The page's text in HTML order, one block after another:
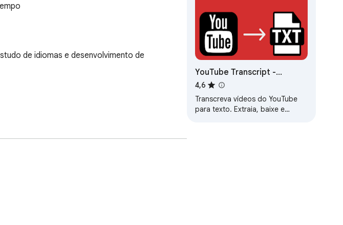
de idiomas e desenvolvimento de
YouTube Transcript -
Transcrição do Vídeo do
YouTube
4,6
Transcreva vídeos do YouTube
para texto. Extraia, baixe e